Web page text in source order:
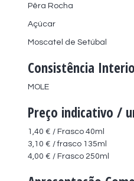
Pêra Rocha
Açúcar
Moscatel de Setúbal
Consistência
MOLE
Preço indicativo /
1,40 € / Frasco 40ml
3,10 € / frasco 135ml
4,00 € / Frasco 250ml